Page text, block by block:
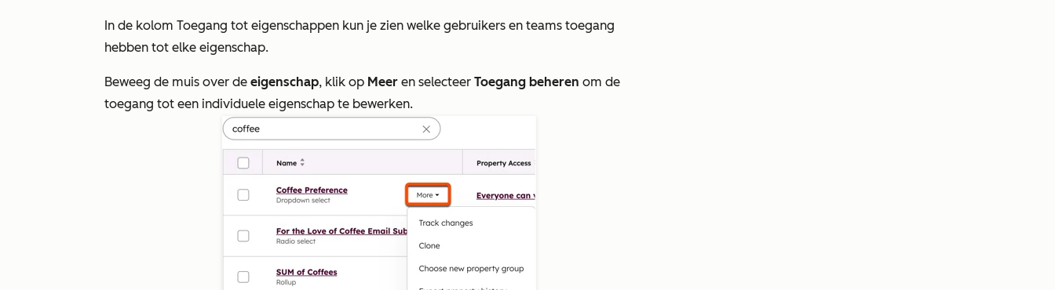
In de kolom Toegang tot eigenschappen kun je zien welke gebruikers en teams toegang
hebben tot elke eigenschap.
Beweeg de muis over de eigenschap, klik op Meer en selecteer Toegang beheren om de
toegang tot een individuele eigenschap te bewerken.